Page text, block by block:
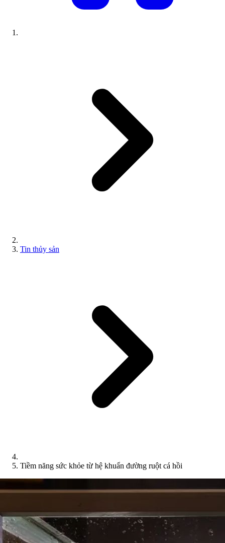
Tin thủy sản
Tiềm năng sức khỏe từ hệ khuẩn đường ruột cá hồi